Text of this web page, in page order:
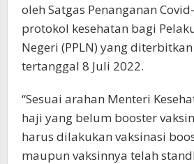
oleh Satgas Penanganan
protokol kesehatan bagi
Negeri (PPLN) yang
tertanggal 8 Juli 2022.
“Sesuai arahan Menteri
haji yang belum booster
harus dilakukan vaksinasi
maupun vaksinnya telah